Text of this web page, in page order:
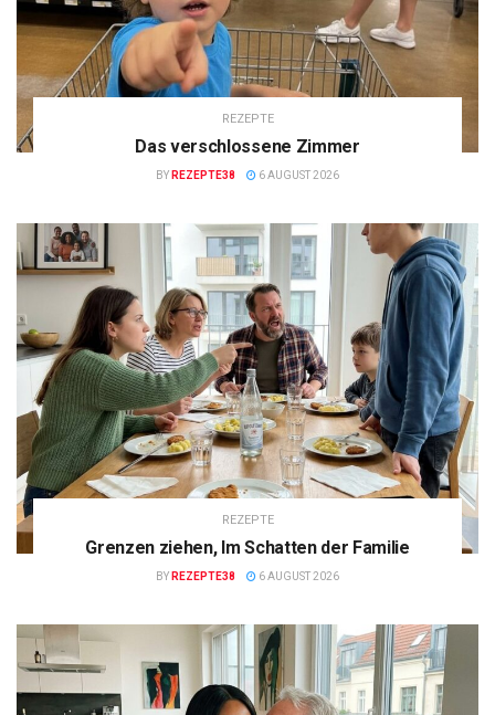
REZEPTE
Das verschlossene Zimmer
BY REZEPTE38 6 AUGUST 2026
REZEPTE
Grenzen ziehen, Im Schatten der Familie
BY REZEPTE38 6 AUGUST 2026